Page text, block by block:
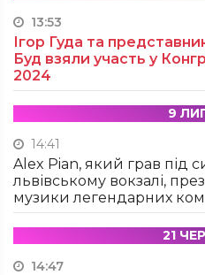
13:53
Ігор Гуда та
Буд взяли участь у
2024
9
14:41
Alex Pian, який грав під
львівському вокзалі,
музики легендарних
21
14:47